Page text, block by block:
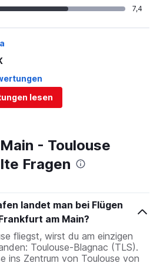
7,4
lesen
- Toulouse
Fragen
landet man bei Flügen
am Main?
fliegst, wirst du am einzigen
Toulouse-Blagnac (TLS).
ins Zentrum von Toulouse von